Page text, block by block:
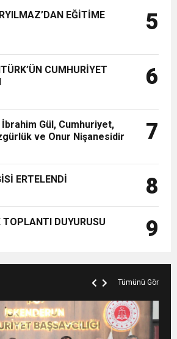
EĞİTİME
5
CUMHURİYET
6
İbrahim Gül, Cumhuriyet,
ve Onur Nişanesidir
7
ERTELENDİ 8
DUYURUSU 9
Tümünü Gör